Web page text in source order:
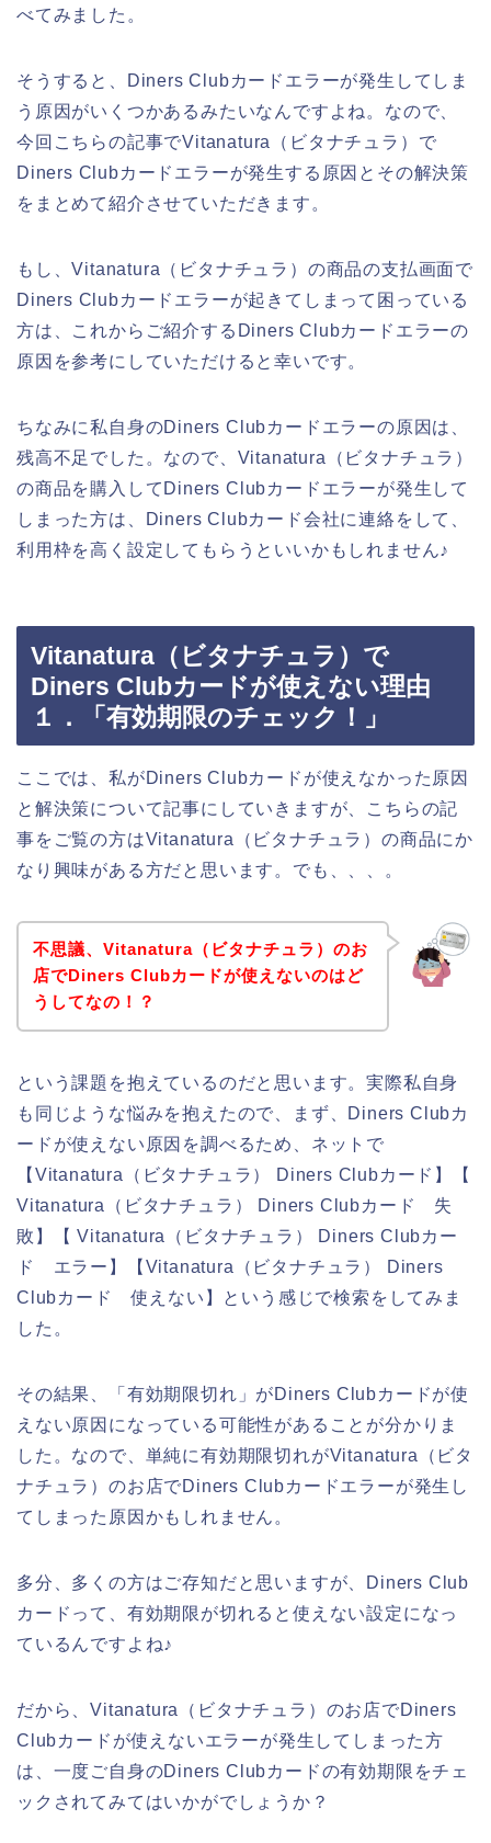
べてみました。
そうすると、Diners Clubカードエラーが発生してしま
う原因がいくつかあるみたいなんですよね。なので、
今回こちらの記事でVitanatura（ビタナチュラ）で
Diners Clubカードエラーが発生する原因とその解決策
をまとめて紹介させていただきます。
もし、Vitanatura（ビタナチュラ）の商品の支払画面で
Diners Clubカードエラーが起きてしまって困っている
方は、これからご紹介するDiners Clubカードエラーの
原因を参考にしていただけると幸いです。
ちなみに私自身のDiners Clubカードエラーの原因は、
残高不足でした。なので、Vitanatura（ビタナチュラ）
の商品を購入してDiners Clubカードエラーが発生して
しまった方は、Diners Clubカード会社に連絡をして、
利用枠を高く設定してもらうといいかもしれません♪
Vitanatura（ビタナチュラ）で
Diners Clubカードが使えない理由
１．「有効期限のチェック！」
ここでは、私がDiners Clubカードが使えなかった原因
と解決策について記事にしていきますが、こちらの記
事をご覧の方はVitanatura（ビタナチュラ）の商品にか
なり興味がある方だと思います。でも、、、。
不思議、Vitanatura（ビタナチュラ）のお
店でDiners Clubカードが使えないのはど
うしてなの！？
という課題を抱えているのだと思います。実際私自身
も同じような悩みを抱えたので、まず、Diners Clubカ
ードが使えない原因を調べるため、ネットで
【Vitanatura（ビタナチュラ） Diners Clubカード】【
Vitanatura（ビタナチュラ） Diners Clubカード 失
敗】【 Vitanatura（ビタナチュラ） Diners Clubカー
ド エラー】【Vitanatura（ビタナチュラ） Diners
Clubカード 使えない】という感じで検索をしてみま
した。
その結果、「有効期限切れ」がDiners Clubカードが使
えない原因になっている可能性があることが分かりま
した。なので、単純に有効期限切れがVitanatura（ビタ
ナチュラ）のお店でDiners Clubカードエラーが発生し
てしまった原因かもしれません。
多分、多くの方はご存知だと思いますが、Diners Club
カードって、有効期限が切れると使えない設定になっ
ているんですよね♪
だから、Vitanatura（ビタナチュラ）のお店でDiners
Clubカードが使えないエラーが発生してしまった方
は、一度ご自身のDiners Clubカードの有効期限をチェ
ックされてみてはいかがでしょうか？